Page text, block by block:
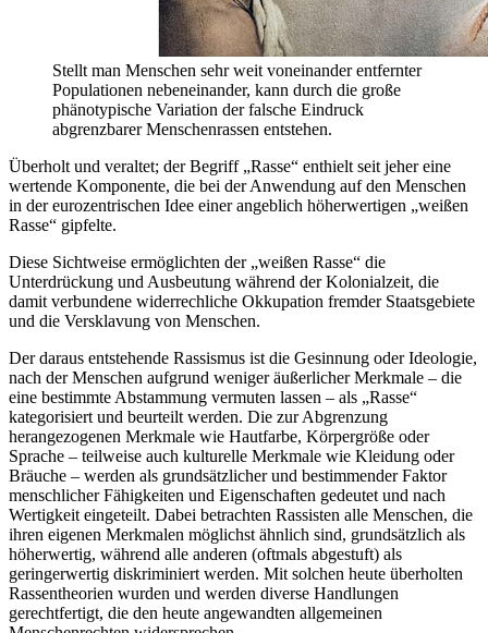
Stellt man Menschen sehr weit voneinander entfernter
Populationen nebeneinander, kann durch die große
phänotypische Variation der falsche Eindruck
abgrenzbarer Menschenrassen entstehen.
Überholt und veraltet; der Begriff Rasse
enthielt seit jeher eine
wertende Komponente, die bei der Anwendung auf den Menschen
in der eurozentrischen Idee einer angeblich höherwertigen
weißen
Rasse
gipfelte.
Diese Sichtweise ermöglichten der weißen Rasse
die
Unterdrückung und Ausbeutung während der Kolonialzeit, die
damit verbundene widerrechliche Okkupation fremder Staatsgebiete
und die Versklavung von Menschen.
Der daraus entstehende Rassismus ist die Gesinnung oder Ideologie,
nach der Menschen aufgrund weniger äußerlicher Merkmale – die
eine bestimmte Abstammung vermuten lassen – als
Rasse
kategorisiert und beurteilt werden. Die zur Abgrenzung
herangezogenen Merkmale wie Hautfarbe, Körpergröße oder
Sprache – teilweise auch kulturelle Merkmale wie Kleidung oder
Bräuche – werden als grundsätzlicher und bestimmender Faktor
menschlicher Fähigkeiten und Eigenschaften gedeutet und nach
Wertigkeit eingeteilt. Dabei betrachten Rassisten alle Menschen, die
ihren eigenen Merkmalen möglichst ähnlich sind, grundsätzlich als
höherwertig, während alle anderen (oftmals abgestuft) als
geringerwertig diskriminiert werden. Mit solchen heute überholten
Rassentheorien wurden und werden diverse Handlungen
gerechtfertigt, die den heute angewandten allgemeinen